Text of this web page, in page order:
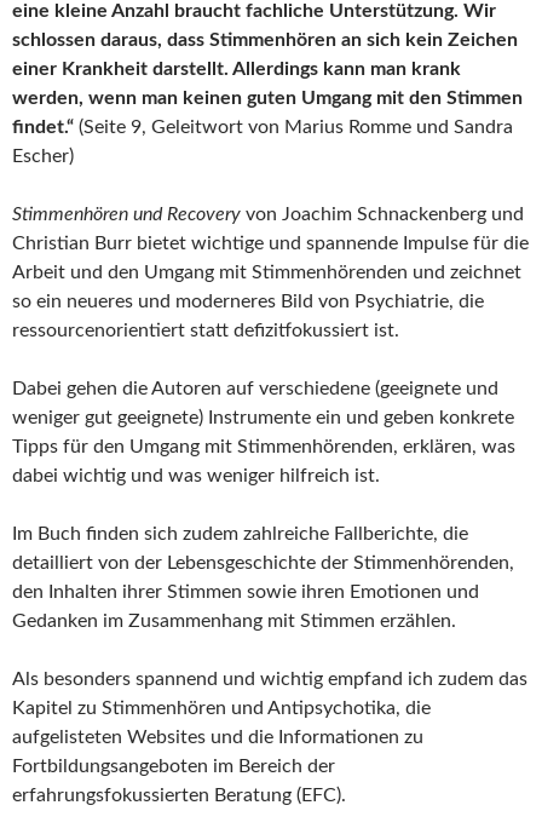
eine kleine Anzahl braucht fachliche Unterstützung. Wir
schlossen daraus, dass Stimmenhören an sich kein Zeichen
einer Krankheit darstellt. Allerdings kann man krank
werden, wenn man keinen guten Umgang mit den Stimmen
findet.“ (Seite 9, Geleitwort von Marius Romme und Sandra
Escher)
Stimmenhören und Recovery von Joachim Schnackenberg und
Christian Burr bietet wichtige und spannende Impulse für die
Arbeit und den Umgang mit Stimmenhörenden und zeichnet
so ein neueres und moderneres Bild von Psychiatrie, die
ressourcenorientiert statt defizitfokussiert ist.
Dabei gehen die Autoren auf verschiedene (geeignete und
weniger gut geeignete) Instrumente ein und geben konkrete
Tipps für den Umgang mit Stimmenhörenden, erklären, was
dabei wichtig und was weniger hilfreich ist.
Im Buch finden sich zudem zahlreiche Fallberichte, die
detailliert von der Lebensgeschichte der Stimmenhörenden,
den Inhalten ihrer Stimmen sowie ihren Emotionen und
Gedanken im Zusammenhang mit Stimmen erzählen.
Als besonders spannend und wichtig empfand ich zudem das
Kapitel zu Stimmenhören und Antipsychotika, die
aufgelisteten Websites und die Informationen zu
Fortbildungsangeboten im Bereich der
erfahrungsfokussierten Beratung (EFC).